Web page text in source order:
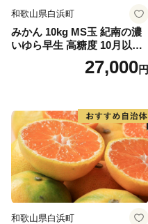
和歌山県白浜町
みかん 10kg MS玉 紀南の濃
いゆら早生 高糖度 10月以降
発送 マルチ被覆栽培27,000円
和歌山県白浜町